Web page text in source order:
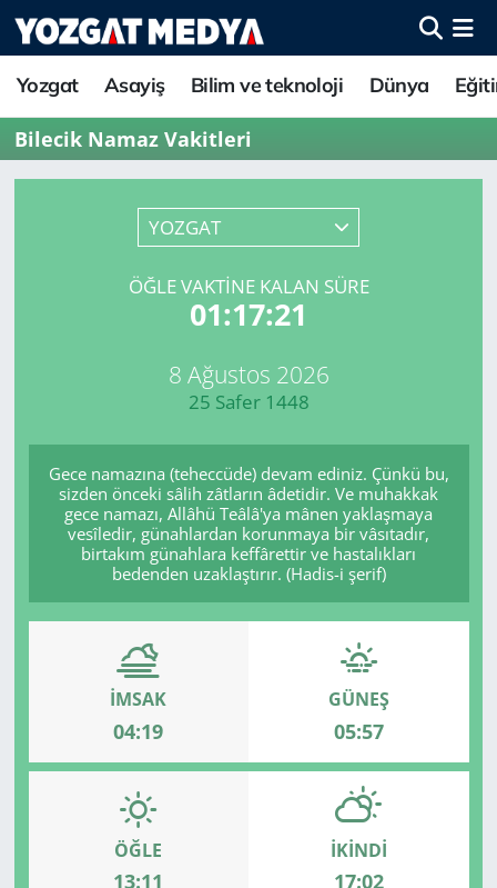
Yozgat Asayiş Bilim ve teknoloji Dünya
Bilecik Namaz Vakitleri
YOZGAT
ÖĞLE VAKTINE KALAN SÜRE
01:17:21
8 Ağustos 2026
25 Safer 1448
Gece namazına (teheccüde) devam ediniz. Çünkü bu,
sizden önceki sâlih zâtların âdetidir. Ve muhakkak
gece namazı, Allâhü Teâlâ'ya mânen yaklaşmaya
vesîledir, günahlardan korunmaya bir vâsıtadır,
birtakım günahlara keffârettir ve hastalıkları
bedenden uzaklaştırır. (Hadis-i şerif)
İMSAK
04:19
GÜNEŞ
05:57
ÖĞLE
13:11
İKINDI
17:02